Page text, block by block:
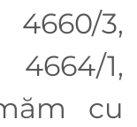
4660/3,
4664/1,
cu